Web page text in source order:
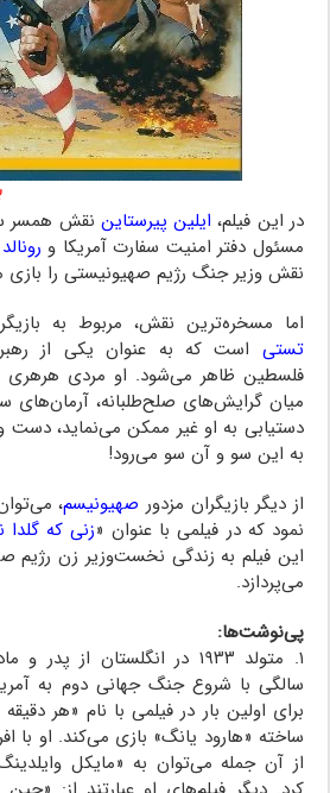
در این فیلم، ایلین پیرستاین نقش همسر
مسئول دفتر امنیت سفارت آمریکا و
نقش وزیر جنگ رژیم صهیونیستی را بازی
اما مسخره‌ترین نقش، مربوط به بازیگر
تستی است که به عنوان یکی از
فلسطین ظاهر می‌شود. او مردی
میان گرایش‌های صلح‌طلبانه، آرمان‌های
دستیابی به او غیر ممکن می‌نماید،
به این سو و آن سو می‌رود!
از دیگر بازیگران مزدور صهیونیسم،
نمود که در فیلمی با عنوان «زنی که
این فیلم به زندگی نخست‌وزیر زن رژیم
می‌پردازد.
پی‌نوشت‌ها:
۱. متولد ۱۹۳۳ در انگلستان
برای اولین بار در فیلمی با نام «هر
ساخته «هارود یانگ» بازی می‌کند. او با